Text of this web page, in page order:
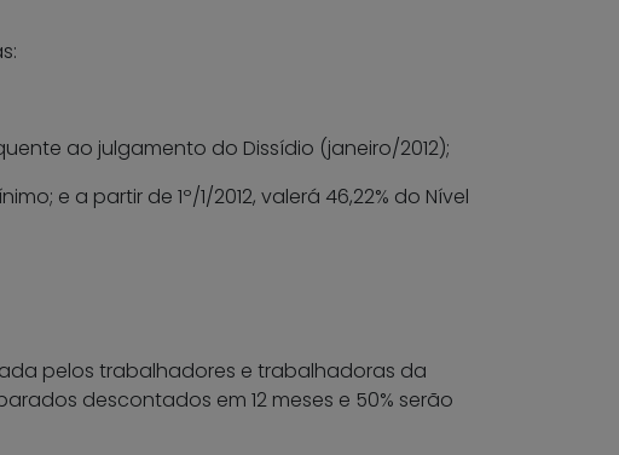
ao julgamento do Dissídio (janeiro/2012);
e a partir de 1º/1/2012, valerá 46,22% do Nível
pelos trabalhadores e trabalhadoras da
descontados em 12 meses e 50% serão